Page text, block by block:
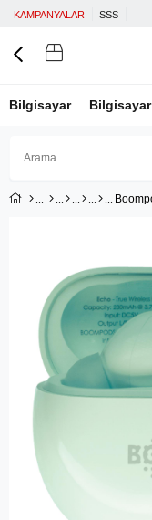
KAMPANYALAR SSS
Bilgisayar